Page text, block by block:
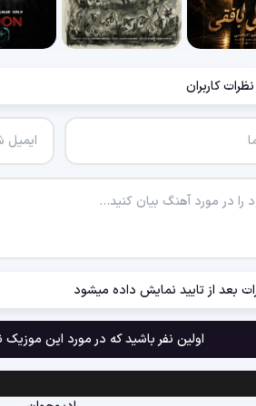
نظرات کاربران
بعد از تایید نمایش داده میشود
اولین نفر باشید که در مورد این موزیک